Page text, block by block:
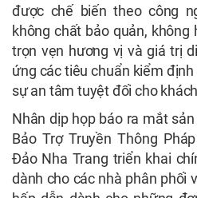
được chế biến theo công
không chất bảo quản,
trọn vẹn hương vị và giá trị
ứng các tiêu chuẩn kiểm
sự an tâm tuyệt đối cho
Nhân dịp họp báo ra mắt
Bảo Trợ Truyền Thông
Đảo Nha Trang triển khai
dành cho các nhà phân phối